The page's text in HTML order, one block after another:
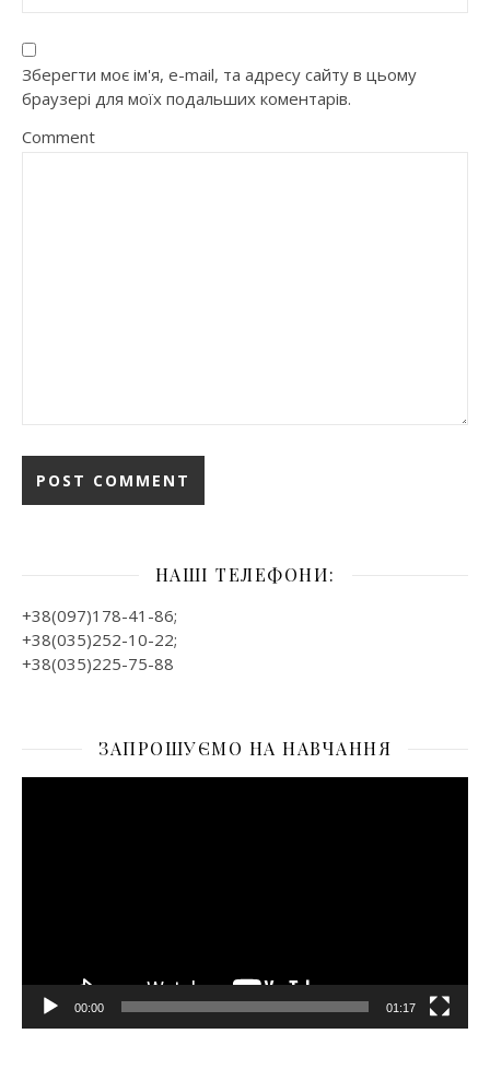
Зберегти моє ім'я, e-mail, та адресу сайту в цьому
браузері для моїх подальших коментарів.
Comment
НАШІ ТЕЛЕФОНИ:
+38(097)178-41-86;
+38(035)252-10-22;
+38(035)225-75-88
ЗАПРОШУЄМО НА НАВЧАННЯ
00:00 01:17